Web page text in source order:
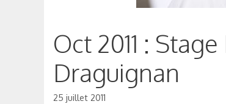
Oct 2011 :
Draguignan
25 juillet 2011